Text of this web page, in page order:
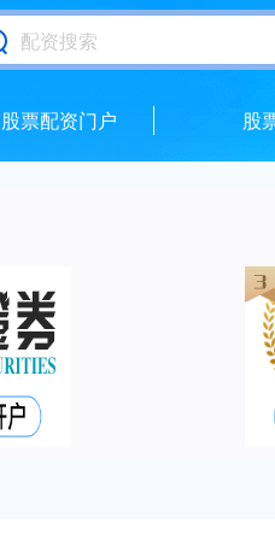
股票配资门户 股